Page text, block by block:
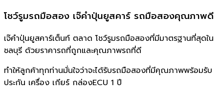
โชว์รูมรถมือสอง เจ๊คำปุ่นยูสคาร์ รถมือสองคุณภาพดี
เจ๊คำปุ่นยูสคาร์เต็นท์ ตลาด โชว์รูมรถมือสองที่มีมาตรฐานที่สุดใน
ชลบุรี ด้วยราคารถที่ถูกและคุณภาพรถที่ดี
ทำให้ลูกค้าทุกท่านมั่นใจว่าจะได้รับรถมือสองที่มีคุณภาพพร้อมรับ
ประกัน เครื่อง เกียร์ กล่องECU 1 ปี